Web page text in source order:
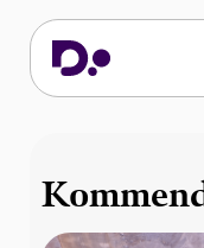
ESG
Som medlem af
og netværk